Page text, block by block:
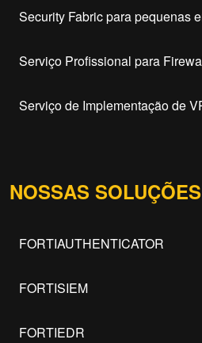
Security Fabric para pequenas
Serviço Profissional para
Serviço de Implementação de
NOSSAS SOLUÇÕES
FORTIAUTHENTICATOR
FORTISIEM
FORTIEDR